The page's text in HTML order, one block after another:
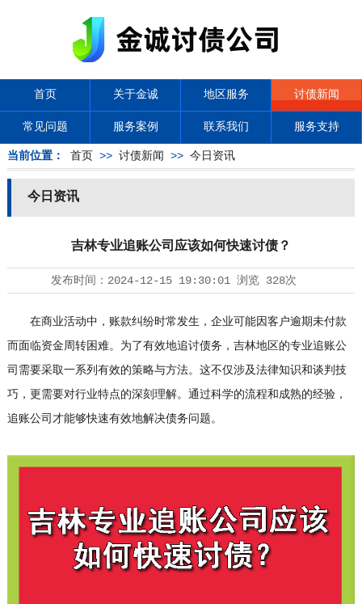
首页 关于金诚 地区服务 讨债新闻
常见问题 服务案例 联系我们 服务支持
当前位置： 首页 >> 讨债新闻 >> 今日资讯
今日资讯
吉林专业追账公司应该如何快速讨债？
发布时间： 2024-12-15 19:30:01浏览 328次
在商业活动中，账款纠纷时常发生，企业可能因客户逾期未付款
而面临资金周转困难。为了有效地追讨债务，吉林地区的专业追账公
司需要采取一系列有效的策略与方法。这不仅涉及法律知识和谈判技
巧，更需要对行业特点的深刻理解。通过科学的流程和成熟的经验，
追账公司才能够快速有效地解决债务问题。